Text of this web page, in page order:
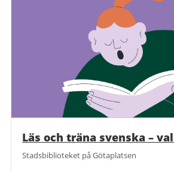
Läs och träna svenska –
Stadsbiblioteket på Götaplatsen